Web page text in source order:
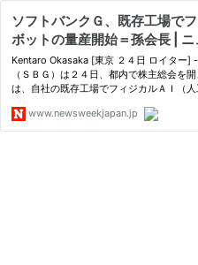
ソフトバンクＧ、既存工場で
ボットの量産開始＝孫会長 | ニ
本版 オフィシャルサイト
Kentaro Okasaka [東京 ２４日 ロイター]
（ＳＢＧ）は２４日、都内で株主総会を
は、自社の既存工場でフィジカルＡＩ（
www.newsweekjapan.jp